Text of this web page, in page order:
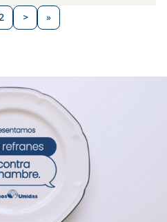
PáginaSiguiente
>